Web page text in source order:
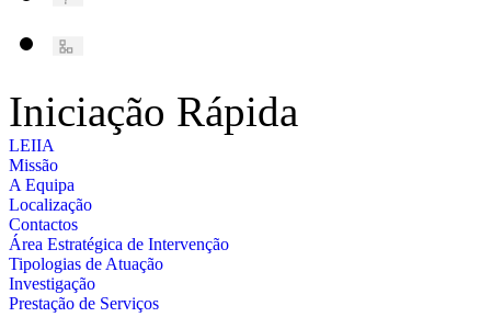
Iniciação Rápida
LEIIA
Missão
A Equipa
Localização
Contactos
Área Estratégica de Intervenção
Tipologias de Atuação
Investigação
Prestação de Serviços